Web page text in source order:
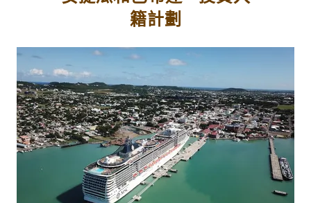
籍計劃